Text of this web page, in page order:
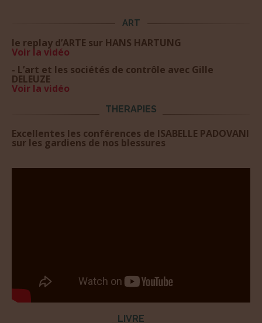
ART
le replay d’ARTE sur HANS HARTUNG
Voir la vidéo
- L’art et les sociétés de contrôle avec Gille
DELEUZE
Voir la vidéo
THERAPIES
Excellentes les conférences de ISABELLE PADOVANI
sur les gardiens de nos blessures
LIVRE